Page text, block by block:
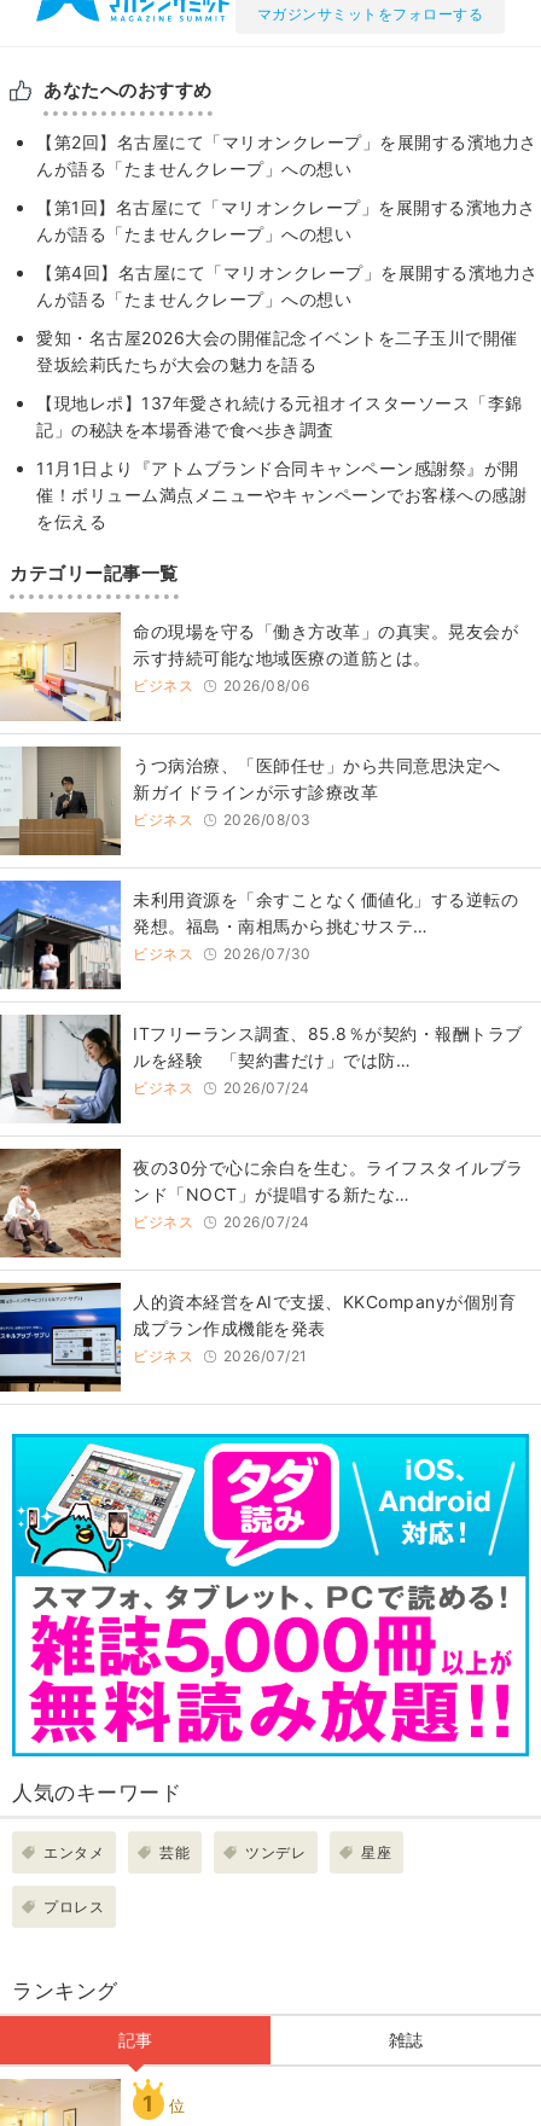
マガジンサミットをフォローする
あなたへのおすすめ
【第2回】名古屋にて「マリオンクレープ」を展開する濱地力さ
んが語る「たませんクレープ」への想い
【第1回】名古屋にて「マリオンクレープ」を展開する濱地力さ
んが語る「たませんクレープ」への想い
【第4回】名古屋にて「マリオンクレープ」を展開する濱地力さ
んが語る「たませんクレープ」への想い
愛知・名古屋2026大会の開催記念イベントを二子玉川で開催
登坂絵莉氏たちが大会の魅力を語る
【現地レポ】137年愛され続ける元祖オイスターソース「李錦
記」の秘訣を本場香港で食べ歩き調査
11月1日より『アトムブランド合同キャンペーン感謝祭』が開
催！ボリューム満点メニューやキャンペーンでお客様への感謝
を伝える
カテゴリー記事一覧
​命の現場を守る「働き方改革」の真実。晃友会が
示す持続可能な地域医療の道筋とは。
ビジネス 2026/08/06
うつ病治療、「医師任せ」から共同意思決定へ
新ガイドラインが示す診療改革
ビジネス 2026/08/03
​​未利用資源を「余すことなく価値化」する逆転の
発想。福島・南相馬から挑むサステ…
ビジネス 2026/07/30
ITフリーランス調査、85.8％が契約・報酬トラブ
ルを経験 「契約書だけ」では防…
ビジネス 2026/07/24
​夜の30分で心に余白を生む。ライフスタイルブラ
ンド「NOCT」が提唱する新たな…
ビジネス 2026/07/24
人的資本経営をAIで支援、KKCompanyが個別育
成プラン作成機能を発表
ビジネス 2026/07/21
人気のキーワード
エンタメ 芸能 ツンデレ 星座
プロレス
ランキング
記事 雑誌
1 位